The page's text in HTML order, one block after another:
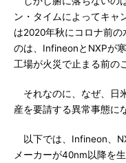
ン・タイムによってキャ
は2020年秋にコロナ前の
のは、InfineonとNXPが
工場が火災で止まる前の
それなのに、なぜ、日
産を要請する異常事態に
以下では、Infineon、
メーカーが40nm以降を